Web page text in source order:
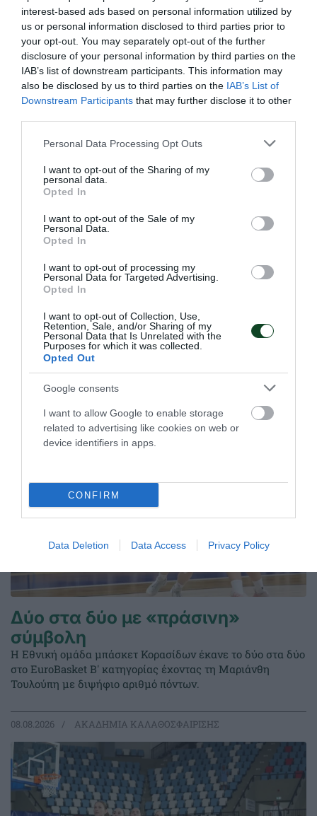
interest-based ads based on personal information utilized by
us or personal information disclosed to third parties prior to
your opt-out. You may separately opt-out of the further
disclosure of your personal information by third parties on the
IAB’s list of downstream participants. This information may
also be disclosed by us to third parties on the IAB’s List of
Downstream Participants that may further disclose it to other
Please note that this website/app uses one or more Google
not limited to your visit or usage behaviour. You may click to
grant or deny consent to Google and its third-party tags to
use your data for below specified purposes in below Google
consent section.
Personal Data Processing Opt Outs
I want to opt-out of the Sharing of my
personal data.
Opted In
I want to opt-out of the Sale of my
Personal Data.
Opted In
I want to opt-out of processing my
Personal Data for Targeted Advertising.
Opted In
I want to opt-out of Collection, Use,
Retention, Sale, and/or Sharing of my
Personal Data that Is Unrelated with the
Purposes for which it was collected.
Opted Out
Google consents
I want to allow Google to enable storage
related to advertising like cookies on web or
device identifiers in apps.
CONFIRM
Data Deletion Data Access Privacy Policy
16.07.2026 ΜΠΑΣΚΕΤ ΓΥΝΑΙΚΩΝ
Μεγάλη νίκη κόντρα στην Τσεχία
για την Εθνική Νέων γυναικών
Η Εθνική ομάδα μπάσκετ γυναικών νίκησε την Τσεχία και
είναι κοντά στην πρόκριση στα ημιτελικά του ευρωπαϊκού
πρωταθλήματος Β' κατηγορίας.
08.07.2026 ΜΠΑΣΚΕΤ ΓΥΝΑΙΚΩΝ
ΤΕΛΕΥΤΑΙΑ ΝΕΑ
Δύο στα δύο με «πράσινη»
σύμβολη
Η Εθνική ομάδα μπάσκετ Κορασίδων έκανε το δύο στα δύο
στο EuroBasket Β' κατηγορίας έχοντας τη Μαριάνθη
Τουλούπη με διψήφιο αριθμό πόντων.
08.08.2026 ΑΚΑΔΗΜΙΑ ΚΑΛΑΘΟΣΦΑΙΡΙΣΗΣ